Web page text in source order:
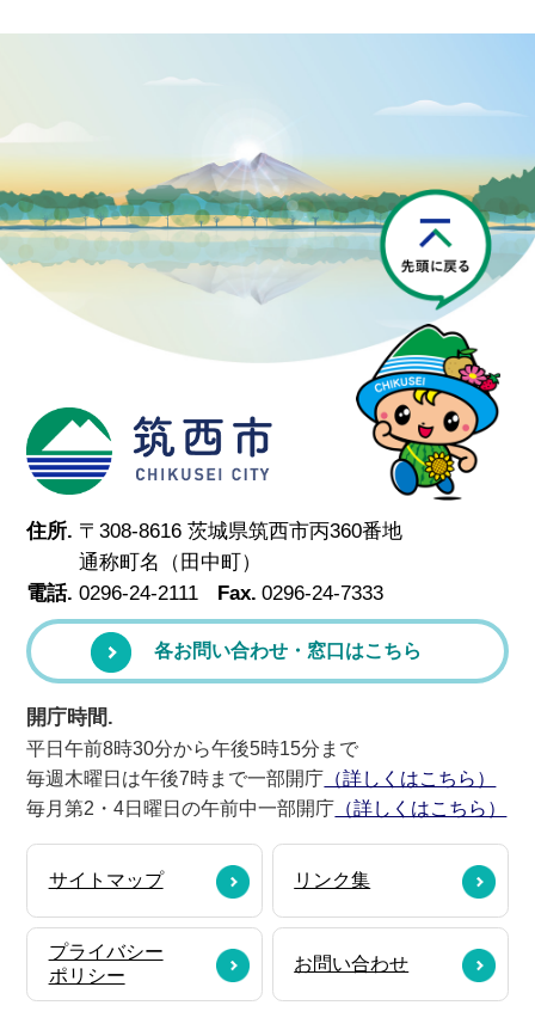
筑西市
住所. 〒308-8616 茨城県筑西市丙360番地
通称町名（田中町）
電話. 0296-24-2111 Fax. 0296-24-7333
各お問い合わせ・窓口はこちら
開庁時間.
平日午前8時30分から午後5時15分まで
毎週木曜日は午後7時まで一部開庁 （詳しくはこちら）
毎月第2・4日曜日の午前中一部開庁 （詳しくはこちら）
サイトマップ リンク集
プライバシー
ポリシー
お問い合わせ